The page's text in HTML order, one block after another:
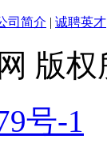
司简介 | 诚聘英才
版
号-1